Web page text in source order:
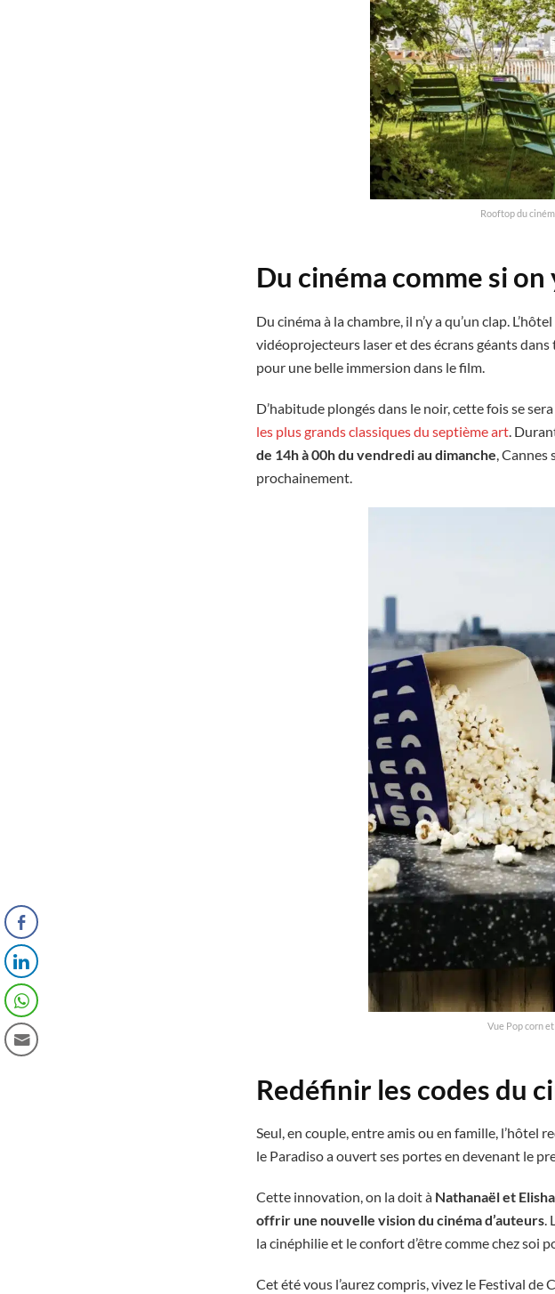
Rooftop du
Du cinéma comme si
Du cinéma à la chambre, il n’y a qu’un clap.
vidéoprojecteurs laser et des écrans géants
pour une belle immersion dans le film.
D’habitude plongés dans le noir, cette fois se
les plus grands classiques du septième art.
de 14h à 00h du vendredi au dimanche, Cannes
prochainement.
Vue Pop corn
Redéfinir les codes du
Seul, en couple, entre amis ou en famille, l’hôtel
le Paradiso a ouvert ses portes en devenant le
Cette innovation, on la doit à Nathanaël et
offrir une nouvelle vision du cinéma d’auteurs.
la cinéphilie et le confort d’être comme chez soi
Cet été vous l’aurez compris, vivez le Festival de